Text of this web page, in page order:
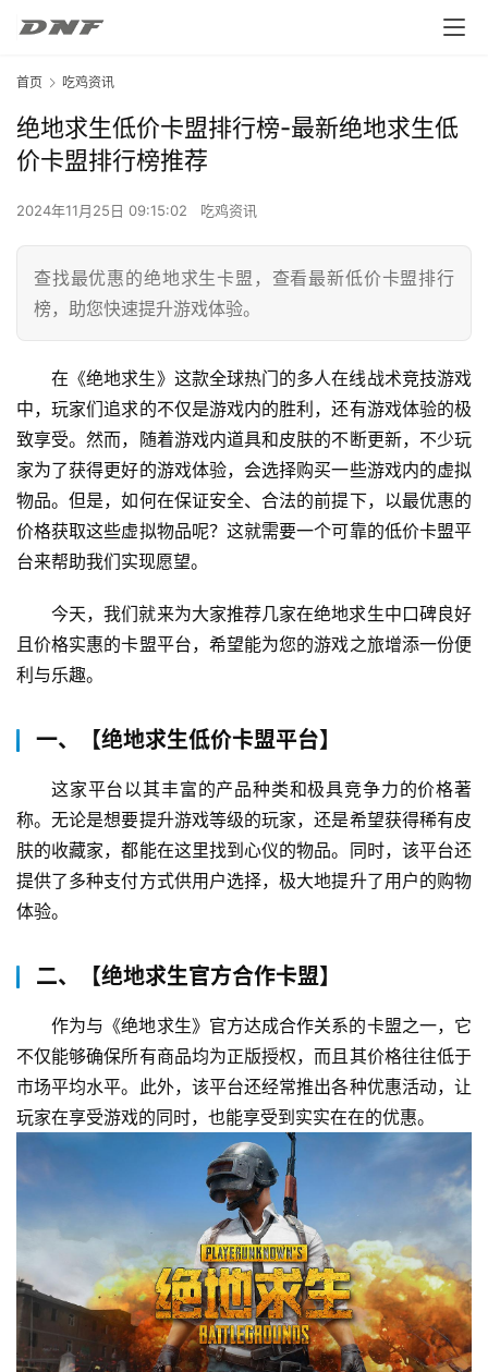
首页 吃鸡资讯
绝地求生低价卡盟排行榜-最新绝地求生低
价卡盟排行榜推荐
2024年11月25日 09:15:02 吃鸡资讯
查找最优惠的绝地求生卡盟，查看最新低价卡盟排行
榜，助您快速提升游戏体验。
在《绝地求生》这款全球热门的多人在线战术竞技游戏
中，玩家们追求的不仅是游戏内的胜利，还有游戏体验的极
致享受。然而，随着游戏内道具和皮肤的不断更新，不少玩
家为了获得更好的游戏体验，会选择购买一些游戏内的虚拟
物品。但是，如何在保证安全、合法的前提下，以最优惠的
价格获取这些虚拟物品呢？这就需要一个可靠的低价卡盟平
台来帮助我们实现愿望。
今天，我们就来为大家推荐几家在绝地求生中口碑良好
且价格实惠的卡盟平台，希望能为您的游戏之旅增添一份便
利与乐趣。
一、【绝地求生低价卡盟平台】
这家平台以其丰富的产品种类和极具竞争力的价格著
称。无论是想要提升游戏等级的玩家，还是希望获得稀有皮
肤的收藏家，都能在这里找到心仪的物品。同时，该平台还
提供了多种支付方式供用户选择，极大地提升了用户的购物
体验。
二、【绝地求生官方合作卡盟】
作为与《绝地求生》官方达成合作关系的卡盟之一，它
不仅能够确保所有商品均为正版授权，而且其价格往往低于
市场平均水平。此外，该平台还经常推出各种优惠活动，让
玩家在享受游戏的同时，也能享受到实实在在的优惠。